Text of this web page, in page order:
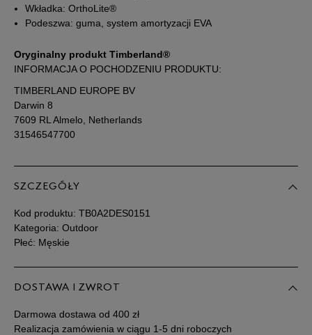
44,5 28,5 cm Powiadom o dostępności
45,5
46
Podane w centymetrach wymiary dotyczą długości stopy.
Wkładka: OrthoLite®
Podeszwa: guma, system amortyzacji EVA
Oryginalny produkt Timberland®
INFORMACJA O POCHODZENIU PRODUKTU:
TIMBERLAND EUROPE BV
Darwin 8
7609 RL Almelo, Netherlands
31546547700
SZCZEGÓŁY
Kod produktu: TB0A2DES0151
Kategoria: Outdoor
Płeć: Męskie
DOSTAWA I ZWROT
Darmowa dostawa od 400 zł
Realizacja zamówienia w ciągu 1-5 dni roboczych